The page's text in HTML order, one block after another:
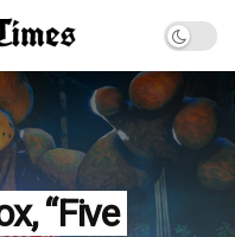
“Five